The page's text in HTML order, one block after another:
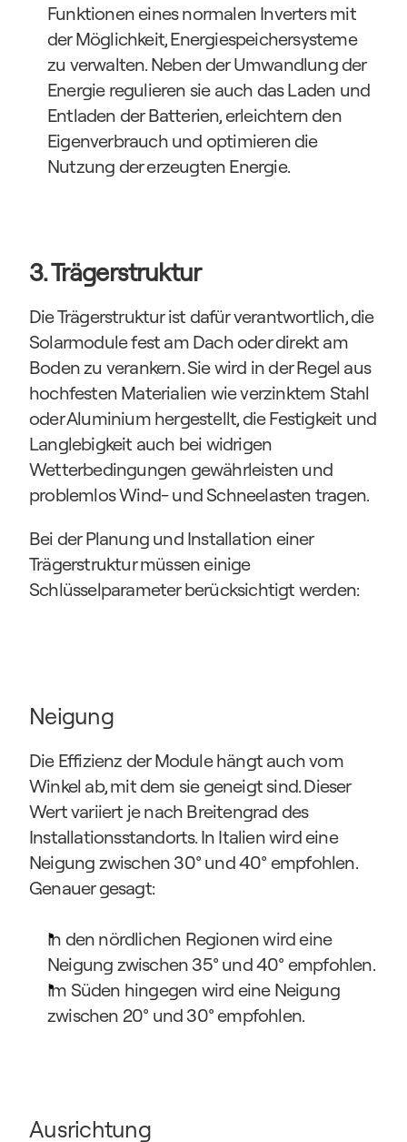
Funktionen eines normalen Inverters mit
der Möglichkeit, Energiespeichersysteme
zu verwalten. Neben der Umwandlung der
Energie regulieren sie auch das Laden und
Entladen der Batterien, erleichtern den
Eigenverbrauch und optimieren die
Nutzung der erzeugten Energie.
3. Trägerstruktur
Die Trägerstruktur ist dafür verantwortlich, die
Solarmodule fest am Dach oder direkt am
Boden zu verankern. Sie wird in der Regel aus
hochfesten Materialien wie verzinktem Stahl
oder Aluminium hergestellt, die Festigkeit und
Langlebigkeit auch bei widrigen
Wetterbedingungen gewährleisten und
problemlos Wind- und Schneelasten tragen.
Bei der Planung und Installation einer
Trägerstruktur müssen einige
Schlüsselparameter berücksichtigt werden:
Neigung
Die Effizienz der Module hängt auch vom
Winkel ab, mit dem sie geneigt sind. Dieser
Wert variiert je nach Breitengrad des
Installationsstandorts. In Italien wird eine
Neigung zwischen 30° und 40° empfohlen.
Genauer gesagt:
In den nördlichen Regionen wird eine
Neigung zwischen 35° und 40° empfohlen.
Im Süden hingegen wird eine Neigung
zwischen 20° und 30° empfohlen.
Ausrichtung